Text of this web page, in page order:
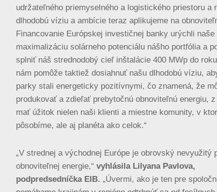
udržateľného priemyselného a logistického priestoru a
dlhodobú víziu a ambície teraz aplikujeme na
Financovanie Európskej investičnej banky urýchli naše
maximalizáciu solárneho potenciálu nášho portfólia a
splniť náš strednodobý cieľ inštalácie 400 MWp do
nám pomôže taktiež dosiahnuť našu dlhodobú víziu,
parky stali energeticky pozitívnymi, čo znamená, že
produkovať a zdieľať prebytočnú obnoviteľnú energiu,
mať úžitok nielen naši klienti a miestne komunity, v
pôsobíme, ale aj planéta ako celok.“
„V strednej a východnej Európe je obrovský nevyužitý
obnoviteľnej energie,“ vyhlásila Lilyana Pavlova,
podpredsedníčka EIB. „Úvermi, ako je ten pre